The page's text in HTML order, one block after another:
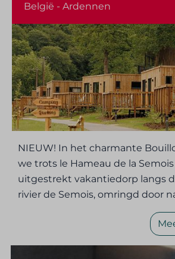
België - Ardennen
NIEUW! In het charmante
we trots le Hameau de la Semois
uitgestrekt vakantiedorp langs
rivier de Semois, omringd door